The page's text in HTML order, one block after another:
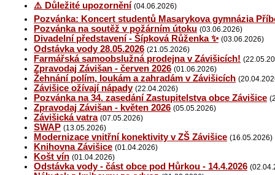
⚠️ Důležité upozornění (04.06.2026)
Pozvánka: Koncert studentů Masarykova gymnázia
Pozvánka na soutěž v požárním útoku (03.06.2026)
Divadelní představení - Šípková Růženka ✨ (03.06.2026)
Odstávka vody 28.05.2026 (21.05.2026)
Farmářská samoobslužná prodejna v Závišicích!
Zpravodaj Závišan - červen 2026 (01.06.2026)
Žehnání polím, loukám a zahradám v Závišicích
Závišice ožívají nápady (22.04.2026)
Pozvánka na 34. zasedání Zastupitelstva obce Závišice
Zpravodaj Závišan - květen 2026 (05.05.2026)
Závišická vatra (07.05.2026)
SWAP (13.05.2026)
Modernizace vnitřní konektivity v ZŠ Závišice (16.05.2026)
Knihovna Závišice (01.04.2026)
Košt vín (01.04.2026)
Odstávka vody - část obce pod Hůrkou - 14.4.2026